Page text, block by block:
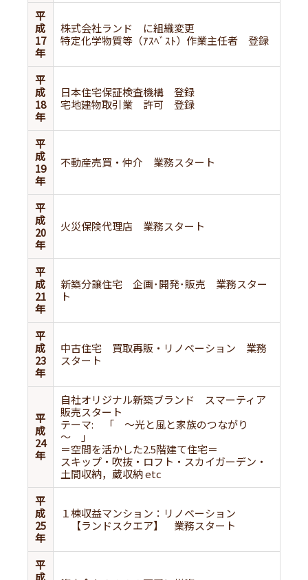
平
成
17
年
株式会社ランド に組織変更
特定化学物質等（ｱｽﾍﾞｽﾄ）作業主任者 登録
平
成
18
年
日本住宅保証検査機構 登録
宅地建物取引業 許可 登録
平
成
19
年
不動産売買・仲介 業務スタート
平
成
20
年
火災保険代理店 業務スタート
平
成
21
年
新築分譲住宅 企画･開発･販売 業務スター
ト
平
成
23
年
中古住宅 買取再販・リノベーション 業務
スタート
平
成
24
年
自社オリジナル新築ブランド スマーティア
販売スタート
テーマ: 「 ～光と風と家族のつながり
～ 」
＝空間を活かした2.5階建て住宅＝
スキップ・吹抜・ロフト・スカイガーデン・
土間収納，蔵収納 etc
平
成
25
年
１棟収益マンション：リノベーション
【ランドスクエア】 業務スタート
平
成